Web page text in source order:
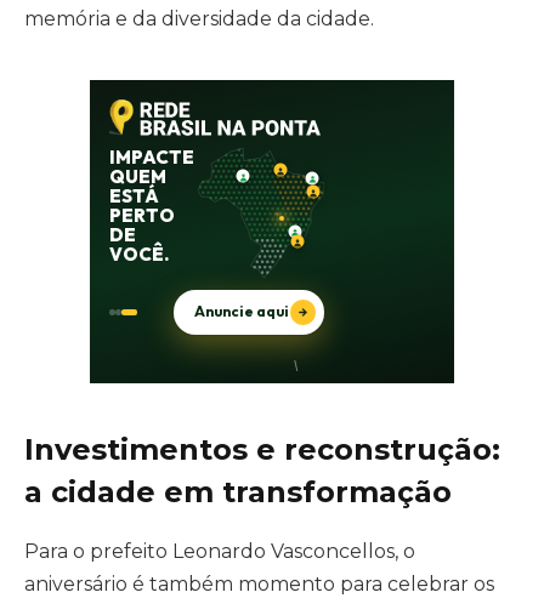
memória e da diversidade da cidade.
Investimentos e reconstrução:
a cidade em transformação
Para o prefeito Leonardo Vasconcellos, o
aniversário é também momento para celebrar os